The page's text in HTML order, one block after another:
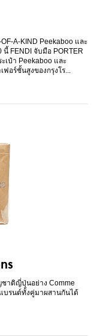
A-KIND Peekaboo และ
นี้ FENDI จับมือ PORTER
เป๋า Peekaboo และ
อร์ชั้นสูงของกรุงโร...
าติญี่ปุ่นอย่าง Comme
บรนด์ทั้งคู่มาผสานกันได้